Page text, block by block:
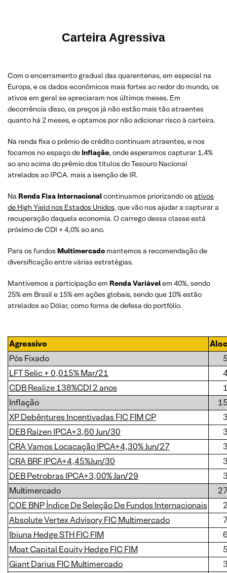
Carteira Agressiva
Com o encerramento gradual das quarentenas, em especial na
Europa, e os dados econômicos mais fortes ao redor do mundo, os
ativos em geral se apreciaram nos últimos meses. Em
decorrência disso, os preços já não estão mais tão atraentes
quanto há 2 meses, e optamos por não adicionar risco à carteira.
Na renda fixa o prêmio de crédito continuam atraentes, e nos
focamos no espaço de Inflação, onde esperamos capturar 1,4%
ao ano acima do prêmio dos títulos do Tesouro Nacional
atrelados ao IPCA. mais a isenção de IR.
Na Renda Fixa Internacionalcontinuamos priorizando os ativos
de High Yield nos Estados Unidos, que vão nos ajudar a capturar a
recuperação daquela economia. O carrego dessa classe está
próximo de CDI + 4,0% ao ano.
Para os fundos Multimercado mantemos a recomendação de
diversificação entre várias estratégias.
Mantivemos a participação em Renda Variávelem 40%, sendo
25% em Brasil e 15% em ações globais, sendo que 10% estão
atrelados ao Dólar, como forma de defesa do portfólio.
Agressivo
Pós Fixado
LFT Selic + 0,015% Mar/21
CDB Realize 138%CDI 2 anos
Inflação
XP Debêntures Incentivadas FIC FIM CP
DEB Raízen IPCA+3,60 Jun/30
CRA Vamos Locacação IPCA+4,30% Jun/27
CRA BRF IPCA+4,45%Jun/30
DEB Petrobras IPCA+3,00% Jan/29
Multimercado
COE BNP Índice De Seleção De Fundos Internacionais
Absolute Vertex Advisory FIC Multimercado
Ibiuna Hedge STH FIC FIM
Moat Capital Equity Hedge FIC FIM
Giant Darius FIC Multimercado